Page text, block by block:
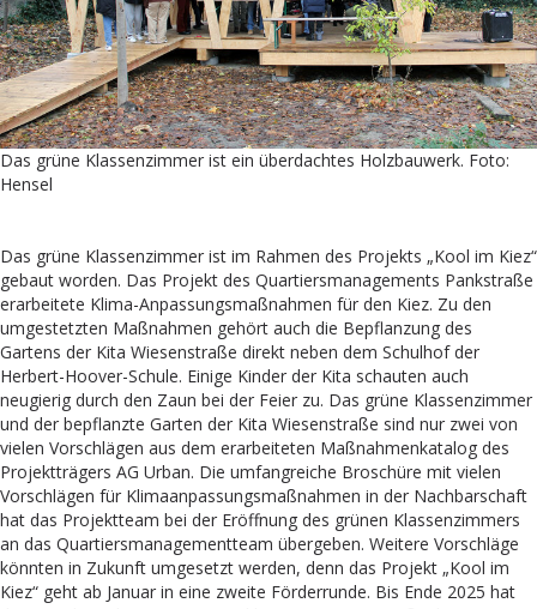
Das grüne Klassenzimmer ist ein überdachtes Holzbauwerk. Foto:
Hensel
Das grüne Klassenzimmer ist im Rahmen des Projekts „Kool im Kiez“
gebaut worden. Das Projekt des Quartiersmanagements Pankstraße
erarbeitete Klima-Anpassungsmaßnahmen für den Kiez. Zu den
umgestetzten Maßnahmen gehört auch die Bepflanzung des
Gartens der Kita Wiesenstraße direkt neben dem Schulhof der
Herbert-Hoover-Schule. Einige Kinder der Kita schauten auch
neugierig durch den Zaun bei der Feier zu. Das grüne Klassenzimmer
und der bepflanzte Garten der Kita Wiesenstraße sind nur zwei von
vielen Vorschlägen aus dem erarbeiteten Maßnahmenkatalog des
Projektträgers AG Urban. Die umfangreiche Broschüre mit vielen
Vorschlägen für Klimaanpassungsmaßnahmen in der Nachbarschaft
hat das Projektteam bei der Eröffnung des grünen Klassenzimmers
an das Quartiersmanagementteam übergeben. Weitere Vorschläge
könnten in Zukunft umgesetzt werden, denn das Projekt „Kool im
Kiez“ geht ab Januar in eine zweite Förderrunde. Bis Ende 2025 hat